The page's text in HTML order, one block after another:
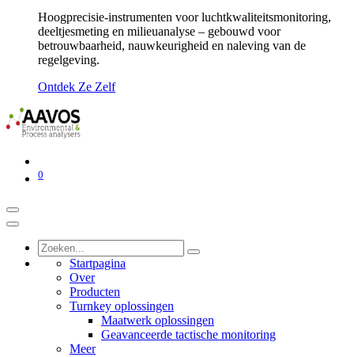
Hoogprecisie-instrumenten voor luchtkwaliteitsmonitoring,
deeltjesmeting en milieuanalyse – gebouwd voor
betrouwbaarheid, nauwkeurigheid en naleving van de
regelgeving.
Ontdek Ze Zelf
0
Startpagina
Over
Producten
Turnkey oplossingen
Maatwerk oplossingen
Geavanceerde tactische monitoring
Meer